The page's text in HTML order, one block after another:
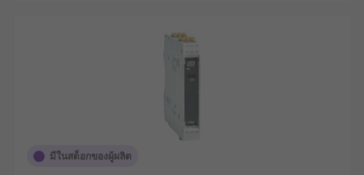
มีในสต็อกของผู้ผลิต